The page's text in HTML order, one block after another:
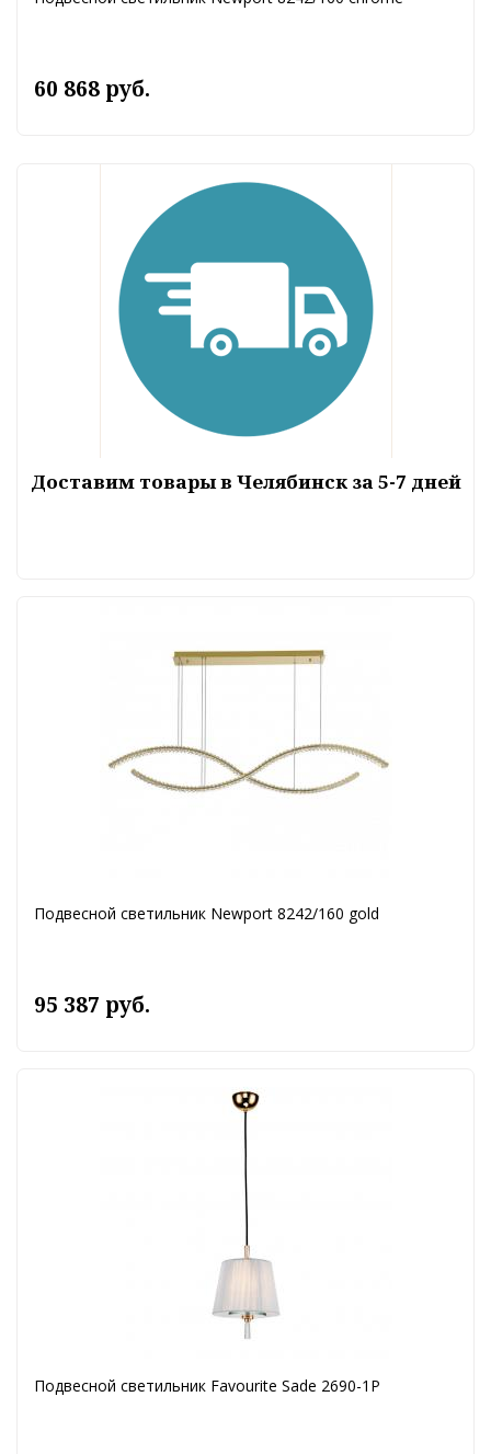
60 868 руб.
Доставим товары в Челябинск за 5-7 дней
Подвесной светильник Newport 8242/160 gold
95 387 руб.
Подвесной светильник Favourite Sade 2690-1P